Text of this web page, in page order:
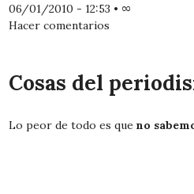
06/01/2010 - 12:53 • ∞
Hacer comentarios
Cosas del
Lo peor de todo es queno